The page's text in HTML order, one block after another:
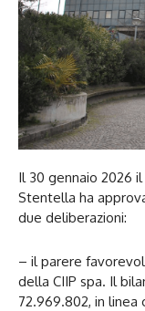
Il 30 gennaio 2026
Stentella ha
due deliberazioni:
– il parere
della CIIP spa. Il
72.969.802, in